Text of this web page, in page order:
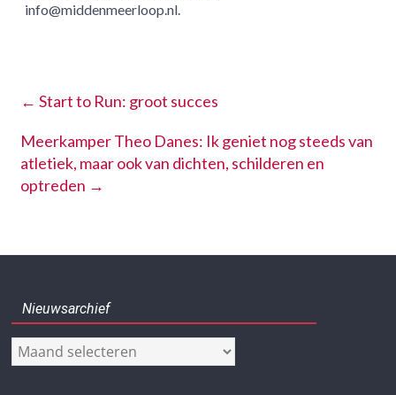
info@middenmeerloop.nl.
← Start to Run: groot succes
Meerkamper Theo Danes: Ik geniet nog steeds van
atletiek, maar ook van dichten, schilderen en
optreden →
Nieuwsarchief
Nieuwsarchief